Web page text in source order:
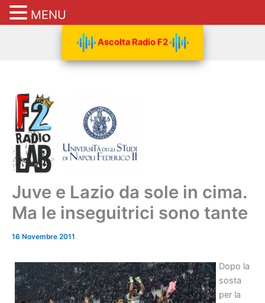
Ascolta Radio F2
Juve e Lazio da sole in cima.
Ma le inseguitrici sono tante
16 Novembre 2011
Dopo la
sosta
per la
MENU